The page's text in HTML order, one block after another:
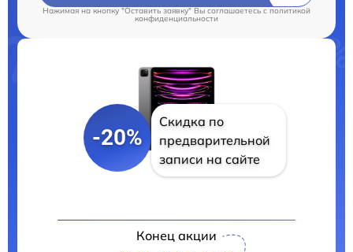
Нажимая на кнопку "Оставить заявку" Вы соглашаетесь cполитикой
конфиденциальности
-20%
Скидка по
предварительной
записи на сайте
Конец акции